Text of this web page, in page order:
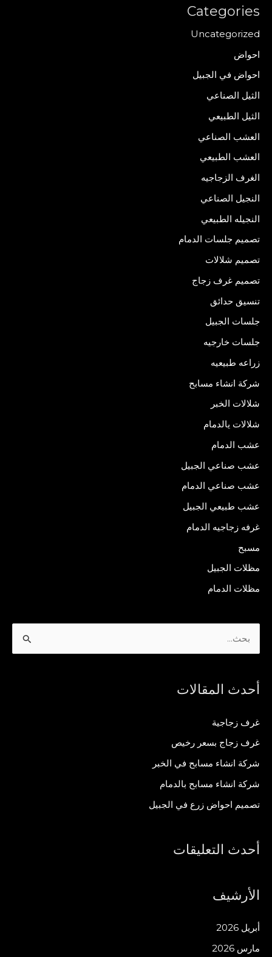
Categories
Uncategorized
احواض
احواض في الجبيل
الثيل الصناعي
الثيل الطبيعي
العشب الصناعي
العشب الطبيعي
الغرف الزجاجيه
النجيل الصناعي
النجيله الطبيعي
تصميم جلسات الدمام
تصميم شلالات
تصميم غرف زجاج
تنسيق حدائق
جلسات الجبيل
جلسات خارجيه
زراعه طبيعيه
شركة انشاء مسابح
شلالات الخبر
شلالات يالدمام
عشب الدمام
عشب صناعي الجبيل
عشب صناعي الدمام
عشب طبيعي الجبيل
غرفه زجاجيه الدمام
مسبح
مظلات الجبيل
مظلات الدمام
ح
:
أحدث المقالات
غرف زجاجية
غرف زجاج بسعر رخيص
شركة انشاء مسابح في الخبر
شركة انشاء مسابح بالدمام
تصميم احواض زرع في الجبيل
أحدث التعليقات
الأرشيف
أبريل 2026
مارس 2026